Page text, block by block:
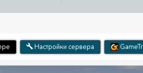
Настройки сервера